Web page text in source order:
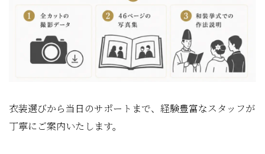
衣装選びから当日のサポートまで、経験豊富なスタッフが
丁寧にご案内いたします。